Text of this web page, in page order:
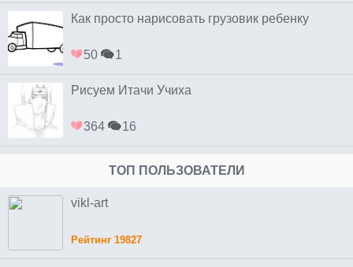
Как просто нарисовать грузовик ребенку
50 1
Рисуем Итачи Учиха
364 16
ТОП ПОЛЬЗОВАТЕЛИ
vikl-art
Рейтинг 19827